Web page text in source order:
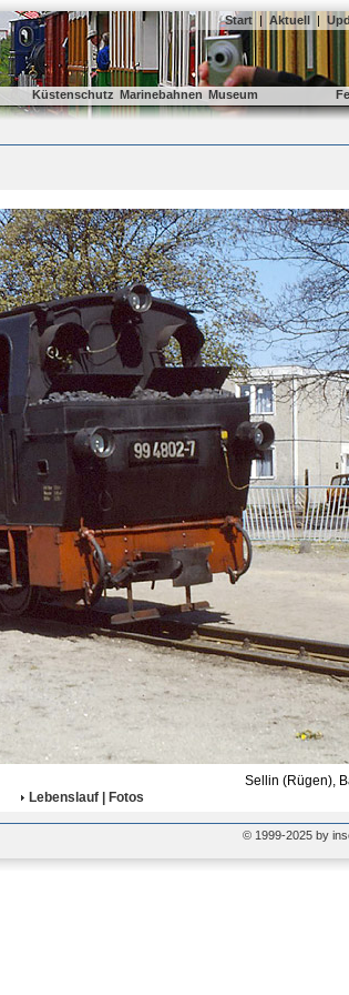
Start | Aktuell |
Küstenschutz Marinebahnen Museum
Sellin (Rügen),
Lebenslauf | Fotos
© 1999-2025 by